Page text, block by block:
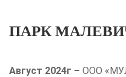
ПАРК
Август 2024г – ООО